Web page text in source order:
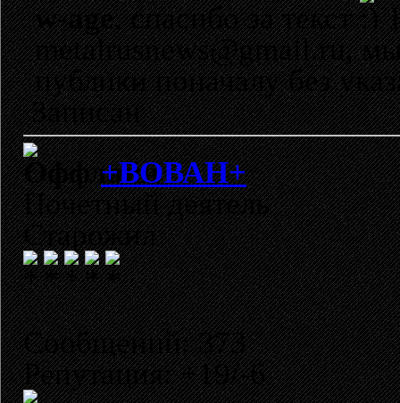
w-age, спасибо за текст
metalrusnews@gmail.ru,
публики поначалу без
Записан
+ВОВАН+
Почетный деятель
Старожил
Сообщений: 373
Репутация: +19/-6